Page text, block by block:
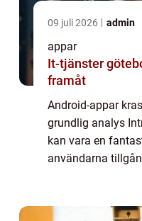
09 juli 2026 admin
appar
It-tjänster
framåt
Android-appar
grundlig analys
kan vara en
användarna